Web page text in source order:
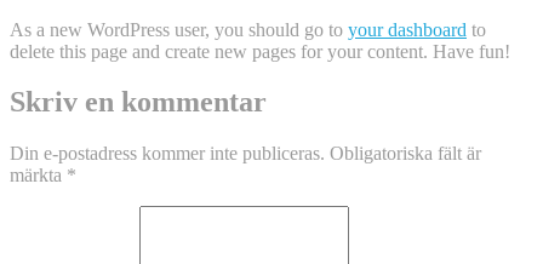
As a new WordPress user, you should go to your dashboard to
delete this page and create new pages for your content. Have fun!
Skriv en kommentar
Din e-postadress kommer inte publiceras. Obligatoriska fält är
märkta *